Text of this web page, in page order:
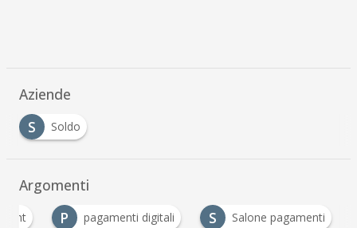
Aziende
S
Soldo
Argomenti
P pagamenti digitali S Salone pagamenti